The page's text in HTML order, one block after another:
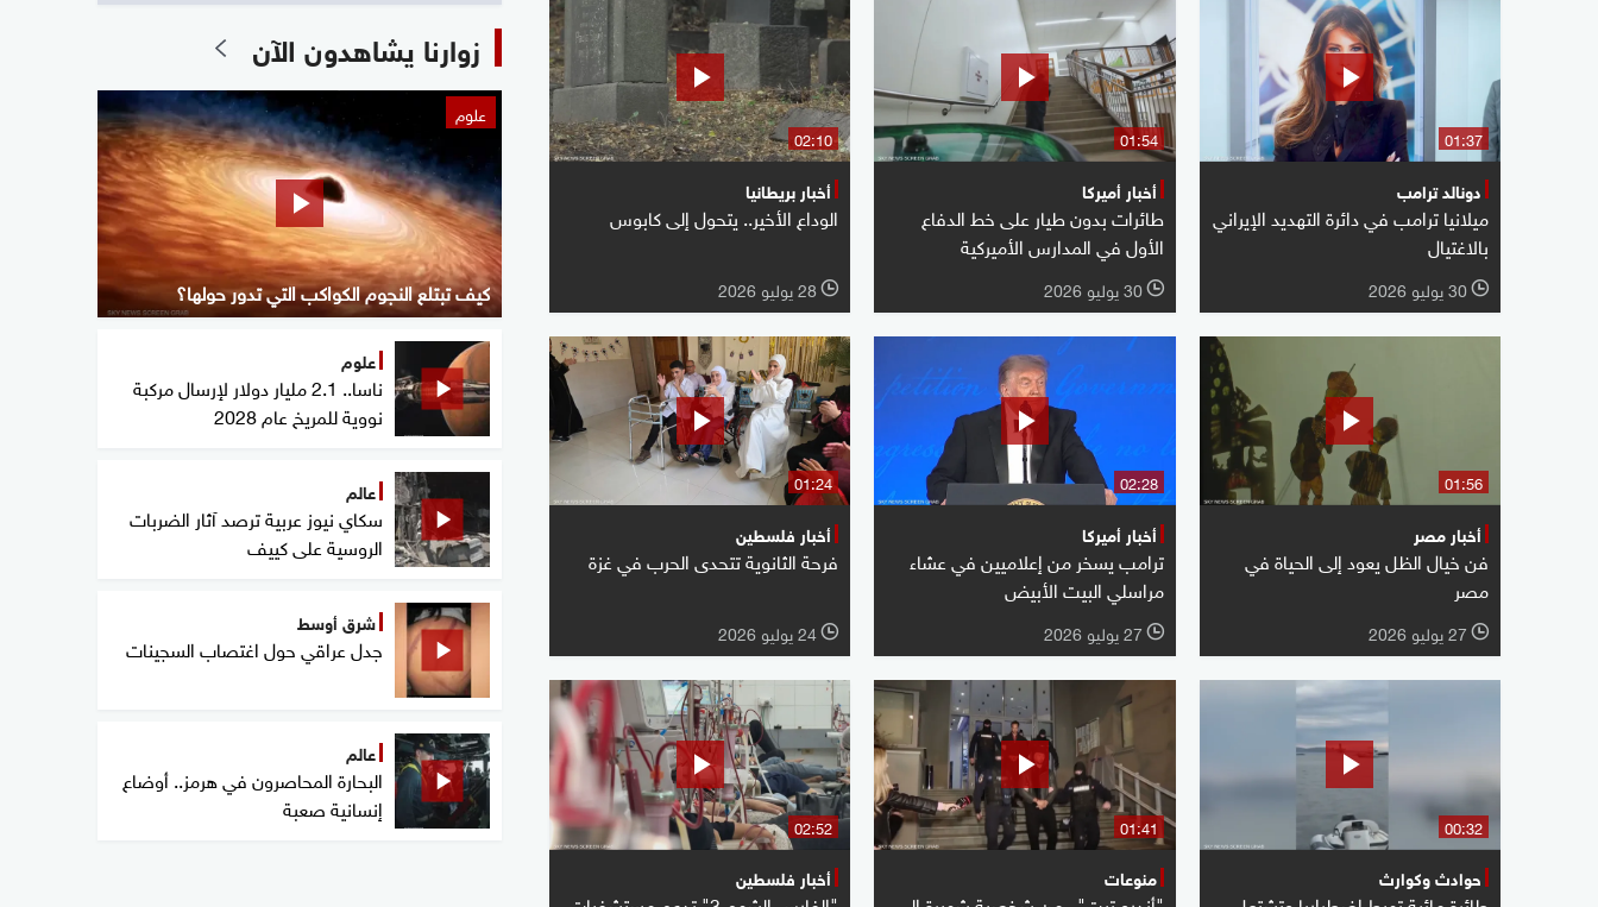
01:37
دونالد ترامب
ميلانيا ترامب في دائرة التهديد الإيراني
بالاغتيال
l 30 يوليو 2026
01:54
أخبار أميركا
طائرات بدون طيار على خط الدفاع
الأول في المدارس الأميركية
l 30 يوليو 2026
02:10
أخبار بريطانيا
الوداع الأخير.. يتحول إلى كابوس
l 28 يوليو 2026
01:56
أخبار مصر
فن خيال الظل يعود إلى الحياة في
مصر
l 27 يوليو 2026
02:28
أخبار أميركا
ترامب يسخر من إعلاميين في عشاء
مراسلي البيت الأبيض
l 27 يوليو 2026
01:24
أخبار فلسطين
فرحة الثانوية تتحدى الحرب في غزة
l 24 يوليو 2026
00:32
حوادث وكوارث
01:41
منوعات
02:52
أخبار فلسطين
زوارنا يشاهدون الآن
علوم
كيف تبتلع النجوم الكواكب التي تدور حولها؟
علوم
ناسا.. 2.1 مليار دولار لإرسال مركبة
نووية للمريخ عام 2028
عالم
سكاي نيوز عربية ترصد آثار الضربات
الروسية على كييف
شرق أوسط
جدل عراقي حول اغتصاب السجينات
عالم
البحارة المحاصرون في هرمز.. أوضاع
إنسانية صعبة